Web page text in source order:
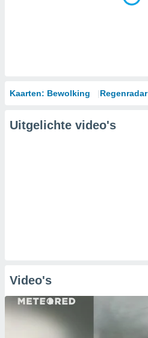
Kaarten: Bewolking Regenradar
Uitgelichte video's
Video's